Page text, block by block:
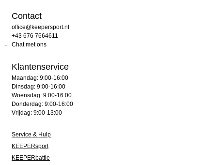
Contact
office@keepersport.nl
+43 676 7664611
Chat met ons
Klantenservice
Maandag: 9:00-16:00
Dinsdag: 9:00-16:00
Woensdag: 9:00-16:00
Donderdag: 9:00-16:00
Vrijdag: 9:00-13:00
Service & Hulp
KEEPERsport
KEEPERbattle